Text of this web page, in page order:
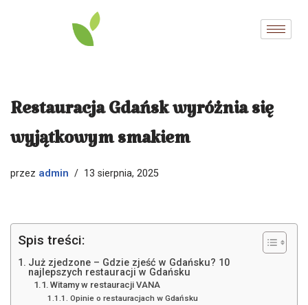
Restauracja Gdańsk wyróżnia się
wyjątkowym smakiem
przez admin 13 sierpnia, 2025
Spis treści:
Już zjedzone – Gdzie zjeść w Gdańsku? 10
najlepszych restauracji w Gdańsku
Witamy w restauracji VANA
Opinie o restauracjach w Gdańsku